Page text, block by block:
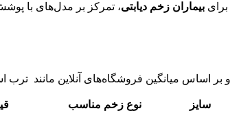
بیماران زخم دیابتی، تمرکز بر مدل‌های با
اساس میانگین فروشگاه‌های آنلاین مانند ترب است
سایز نوع زخم مناسب